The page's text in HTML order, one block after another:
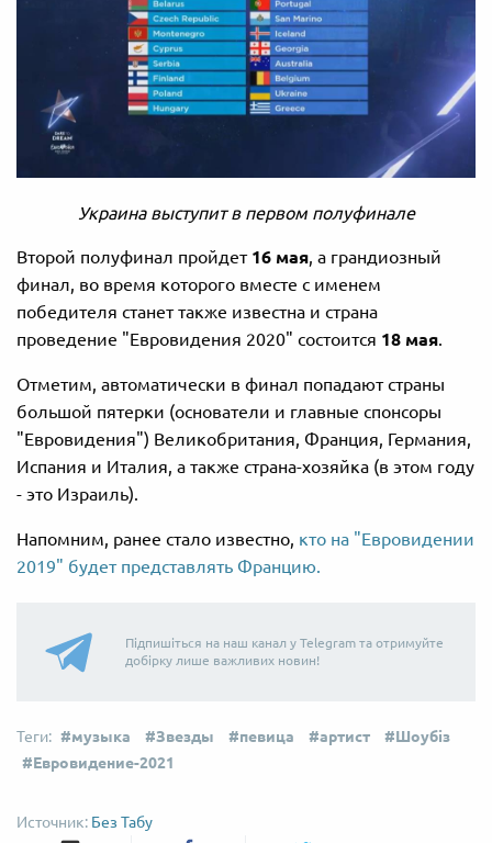
Украина выступит в первом полуфинале
Второй полуфинал пройдет 16 мая, а грандиозный
финал, во время которого вместе с именем
победителя станет также известна и страна
проведение "Евровидения 2020" состоится 18 мая.
Отметим, автоматически в финал попадают страны
большой пятерки (основатели и главные спонсоры
"Евровидения") Великобритания, Франция, Германия,
Испания и Италия, а также страна-хозяйка (в этом году
- это Израиль).
Напомним, ранее стало известно, кто на "Евровидении
2019" будет представлять Францию.
Підпишіться на наш канал у Telegram та отримуйте
добірку лише важливих новин!
музыка Звезды певица артист
Шоубіз
Евровидение-2021
Без Табу